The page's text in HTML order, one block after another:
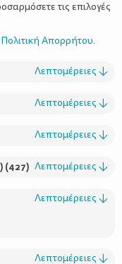
τις επιλογές
Πολιτική Απορρήτου.
Λεπτομέρειες ↓
Λεπτομέρειες ↓
Λεπτομέρειες ↓
(427) Λεπτομέρειες ↓
Λεπτομέρειες ↓
Λεπτομέρειες ↓